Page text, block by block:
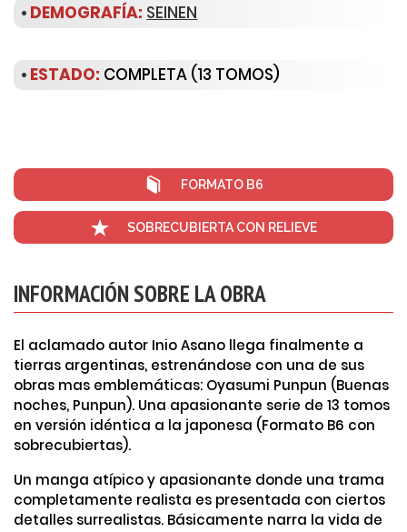
• DEMOGRAFÍA: SEINEN
• ESTADO: COMPLETA (13 TOMOS)
FORMATO B6
SOBRECUBIERTA CON RELIEVE
INFORMACIÓN SOBRE LA OBRA
El aclamado autor Inio Asano llega finalmente a
tierras argentinas, estrenándose con una de sus
obras mas emblemáticas: Oyasumi Punpun (Buenas
noches, Punpun). Una apasionante serie de 13 tomos
en versión idéntica a la japonesa (Formato B6 con
sobrecubiertas).
Un manga atípico y apasionante donde una trama
completamente realista es presentada con ciertos
detalles surrealistas. Básicamente narra la vida de